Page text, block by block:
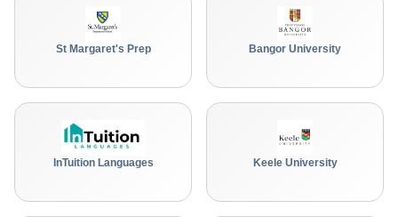
St Margaret's Prep Bangor University
InTuition Languages Keele University